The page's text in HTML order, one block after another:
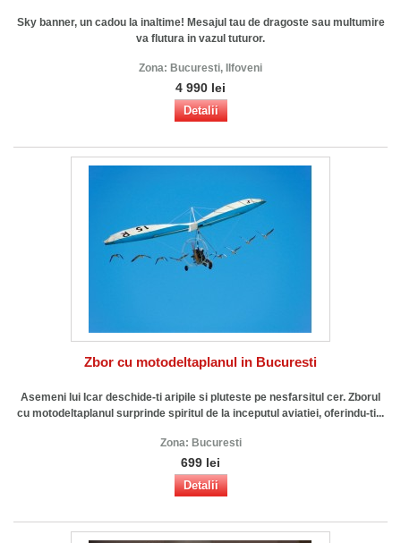
Sky banner, un cadou la inaltime! Mesajul tau de dragoste sau multumire
va flutura in vazul tuturor.
Zona: Bucuresti, Ilfoveni
4 990 lei
Detalii
Zbor cu motodeltaplanul in Bucuresti
Asemeni lui Icar deschide-ti aripile si pluteste pe nesfarsitul cer. Zborul
cu motodeltaplanul surprinde spiritul de la inceputul aviatiei, oferindu-ti...
Zona: Bucuresti
699 lei
Detalii